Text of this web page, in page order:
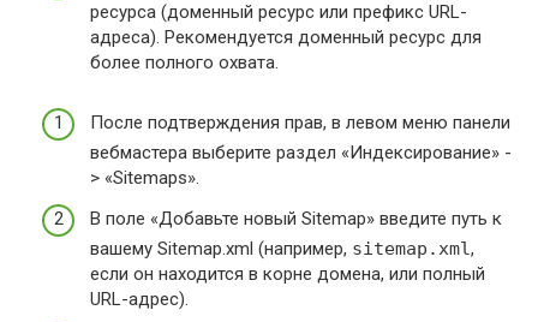
ресурса (доменный ресурс или префикс URL-
адреса). Рекомендуется доменный ресурс для
более полного охвата.
После подтверждения прав, в левом меню панели
вебмастера выберите раздел «Индексирование» -
> «Sitemaps».
В поле «Добавьте новый Sitemap» введите путь к
вашему Sitemap.xml (например, sitemap.xml,
если он находится в корне домена, или полный
URL-адрес).